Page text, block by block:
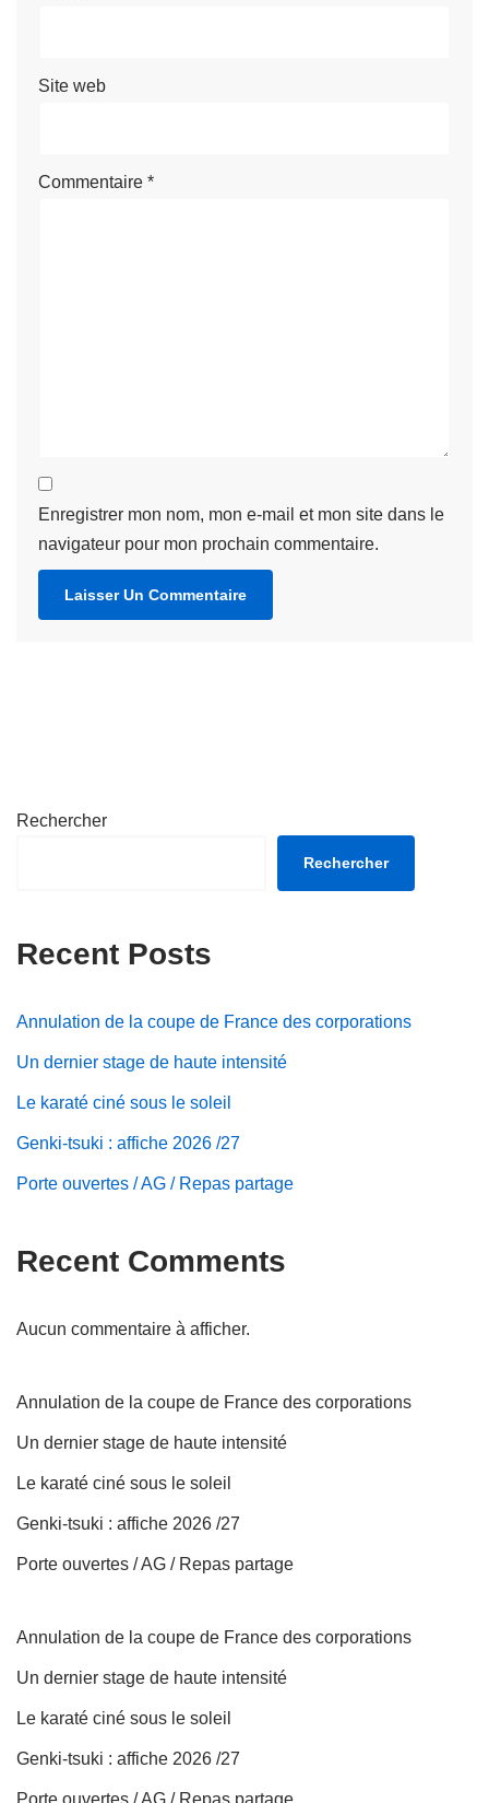
Site web
Commentaire *
Enregistrer mon nom, mon e-mail et mon site dans le
navigateur pour mon prochain commentaire.
Rechercher
Rechercher
Recent Posts
Annulation de la coupe de France des corporations
Un dernier stage de haute intensité
Le karaté ciné sous le soleil
Genki-tsuki : affiche 2026 /27
Porte ouvertes / AG / Repas partage
Recent Comments
Aucun commentaire à afficher.
Annulation de la coupe de France des corporations
Un dernier stage de haute intensité
Le karaté ciné sous le soleil
Genki-tsuki : affiche 2026 /27
Porte ouvertes / AG / Repas partage
Annulation de la coupe de France des corporations
Un dernier stage de haute intensité
Le karaté ciné sous le soleil
Genki-tsuki : affiche 2026 /27
Porte ouvertes / AG / Repas partage